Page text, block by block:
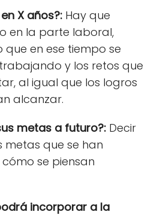
X años?: Hay que
en la parte laboral,
en ese tiempo se
y los retos que
al igual que los logros
alcanzar.
metas a futuro?: Decir
metas que se han
se piensan
incorporar a la